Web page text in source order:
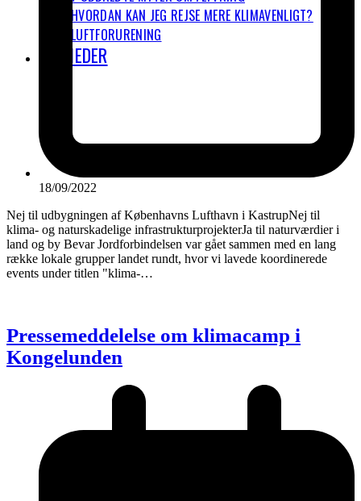
HVORDAN KAN JEG REJSE MERE KLIMAVENLIGT?
LUFTFORURENING
NYHEDER
18/09/2022
Nej til udbygningen af Københavns Lufthavn i KastrupNej til
klima- og naturskadelige infrastrukturprojekterJa til naturværdier i
land og by Bevar Jordforbindelsen var gået sammen med en lang
række lokale grupper landet rundt, hvor vi lavede koordinerede
events under titlen "klima-…
Pressemeddelelse om klimacamp i
Kongelunden